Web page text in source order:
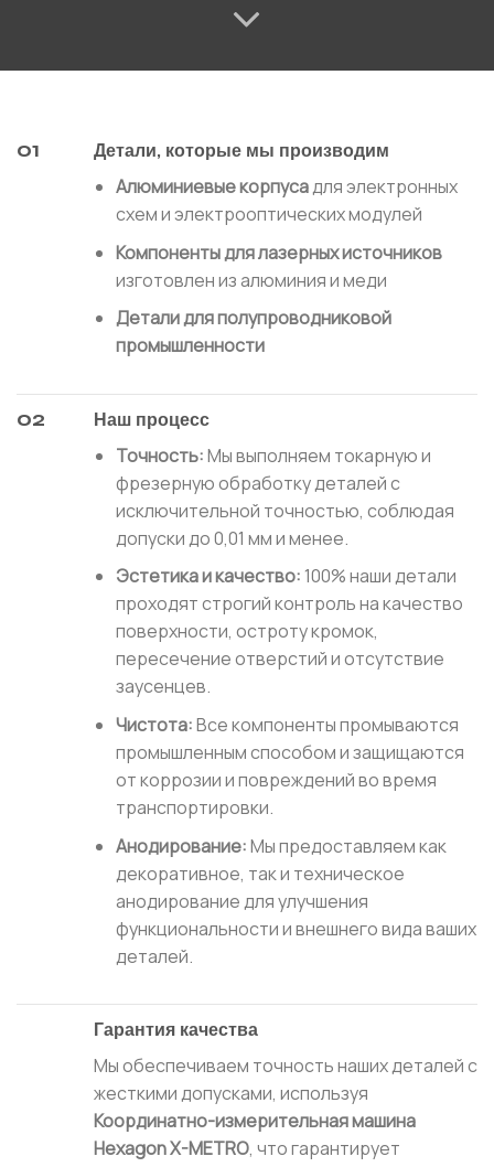
01 Детали, которые мы производим
Алюминиевые корпусадля электронных
схем и электрооптических модулей
Компоненты для лазерных источников
изготовлен из алюминия и меди
Детали для полупроводниковой
промышленности
02 Наш процесс
Точность:Мы выполняем токарную и
фрезерную обработку деталей с
исключительной точностью, соблюдая
допуски до 0,01 мм и менее.
Эстетика и качество: 100% наши детали
проходят строгий контроль на качество
поверхности, остроту кромок,
пересечение отверстий и отсутствие
заусенцев.
Чистота:Все компоненты промываются
промышленным способом и защищаются
от коррозии и повреждений во время
транспортировки.
Анодирование:Мы предоставляем как
декоративное, так и техническое
анодирование для улучшения
функциональности и внешнего вида ваших
деталей.
Гарантия качества
Мы обеспечиваем точность наших деталей с
жесткими допусками, используя
Координатно-измерительная машина
Hexagon X-METRO, что гарантирует